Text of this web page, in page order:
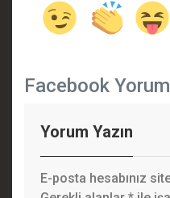
Facebook Yorum
Yorum Yazın
E-posta hesabınız